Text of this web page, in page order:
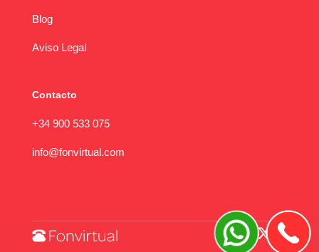
Blog
Aviso Legal
Contacto
+34 900 533 075
info@fonvirtual.com